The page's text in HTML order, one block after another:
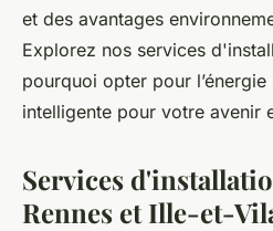
et des avantages
Explorez nos services
pourquoi opter pour
intelligente pour votre avenir
Services
Rennes et Ille-et-